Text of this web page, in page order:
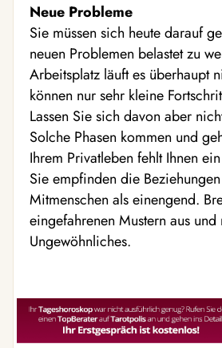
Neue Probleme
Sie müssen sich heute darauf
neuen Problemen belastet zu
Arbeitsplatz läuft es überhaupt
können nur sehr kleine
Lassen Sie sich davon aber
Solche Phasen kommen und
Ihrem Privatleben fehlt Ihnen
Sie empfinden die
Mitmenschen als einengend.
eingefahrenen Mustern aus
Ungewöhnliches.